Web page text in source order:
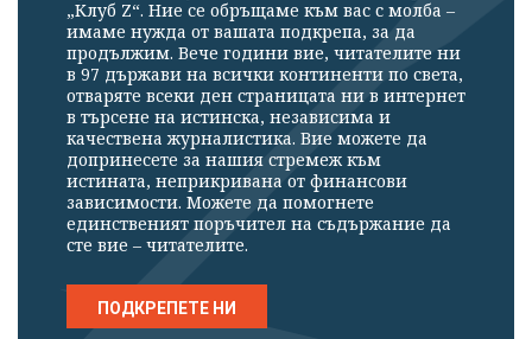
„Клуб Z“. Ние се обръщаме към вас с молба –
имаме нужда от вашата подкрепа, за да
продължим. Вече години вие, читателите ни
в 97 държави на всички континенти по света,
отваряте всеки ден страницата ни в интернет
в търсене на истинска, независима и
качествена журналистика. Вие можете да
допринесете за нашия стремеж към
истината, неприкривана от финансови
зависимости. Можете да помогнете
единственият поръчител на съдържание да
сте вие – читателите.
ПОДКРЕПЕТЕ НИ